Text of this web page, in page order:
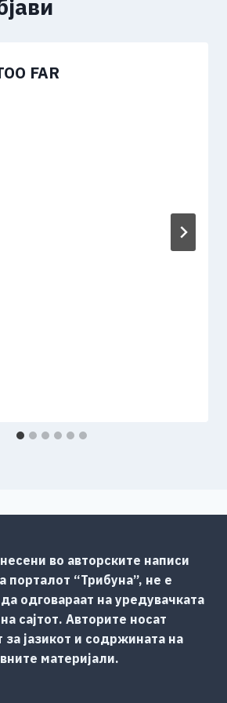
FAR
во авторските написи
порталот “Трибуна”, не е
одговараат на уредувачката
сајтот. Авторите носат
за јазикот и содржината на
материјали.